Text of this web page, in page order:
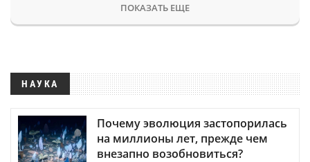
ПОКАЗАТЬ ЕЩЕ
НАУКА
Почему эволюция застопорилась
на миллионы лет, прежде чем
внезапно возобновиться?